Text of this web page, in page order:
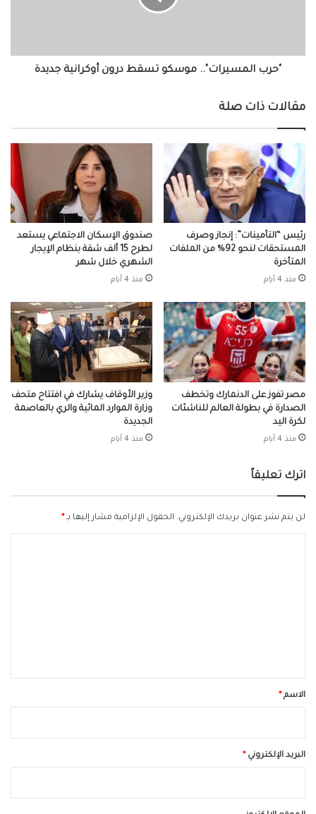
"حرب المسيرات".. موسكو تسقط درون أوكرانية جديدة
مقالات ذات صلة
رئيس “التأمينات”: إنجاز وصرف
المستحقات لنحو 92% من الملفات
المتأخرة
منذ 4 أيام
صندوق الإسكان الاجتماعي يستعد
لطرح 15 ألف شقة بنظام الإيجار
الشهري خلال شهر
منذ 4 أيام
مصر تفوز على الدنمارك وتخطف
الصدارة في بطولة العالم للناشئات
لكرة اليد
منذ 4 أيام
وزير الأوقاف يشارك في افتتاح متحف
وزارة الموارد المائية والري بالعاصمة
الجديدة
منذ 4 أيام
اترك تعليقاً
لن يتم نشر عنوان بريدك الإلكتروني. الحقول الإلزامية مشار إليها بـ*
*الاسم*
البريد الإلكتروني*